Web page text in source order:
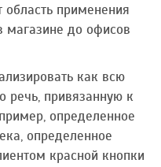
область применения
магазине до офисов
как всю
речь, привязанную к
определенное
определенное
красной кнопки